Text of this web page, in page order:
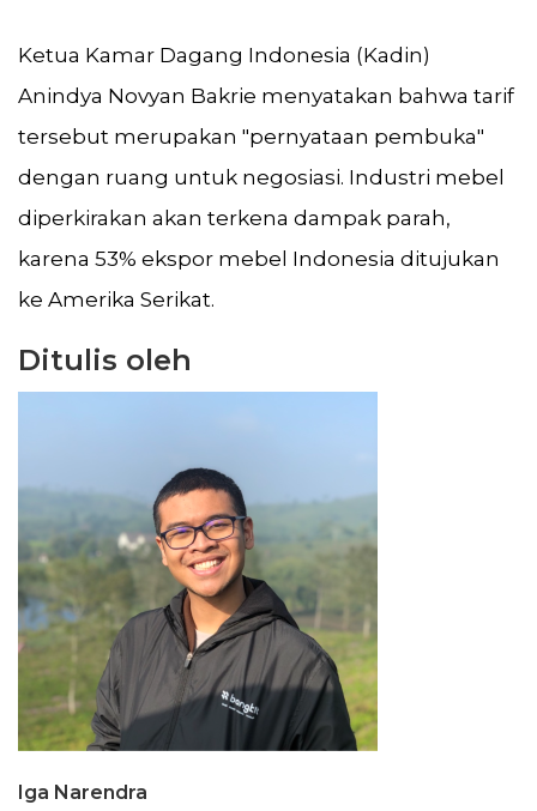
Ketua Kamar Dagang Indonesia (Kadin)
Anindya Novyan Bakrie menyatakan bahwa tarif
tersebut merupakan "pernyataan pembuka"
dengan ruang untuk negosiasi. Industri mebel
diperkirakan akan terkena dampak parah,
karena 53% ekspor mebel Indonesia ditujukan
ke Amerika Serikat.
Ditulis oleh
Iga Narendra